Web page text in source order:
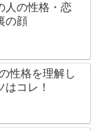
人の性格・恋
の顔
性格を理解し
コレ！